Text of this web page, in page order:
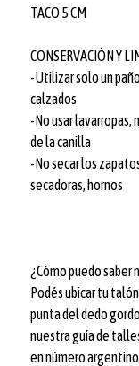
TACO 5 CM
CONSERVACIÓN Y
-Utilizar solo un
calzados
-No usar lavarropas,
de la canilla
-No secar los
secadoras, hornos
¿Cómo puedo saber
Podés ubicar tu
punta del dedo
nuestra guía de
en número